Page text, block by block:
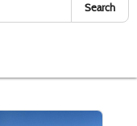
Search